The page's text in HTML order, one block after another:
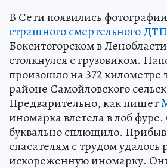
В Сети появились
страшного смертельного ДТП
Бокситогорском в
столкнулся с грузовиком.
произошло на 372 километре
районе Самойловского
Предварительно, как пишет
иномарка влетела в лоб
буквально сплющило.
спасателям с трудом удалось
искореженную иномарку.